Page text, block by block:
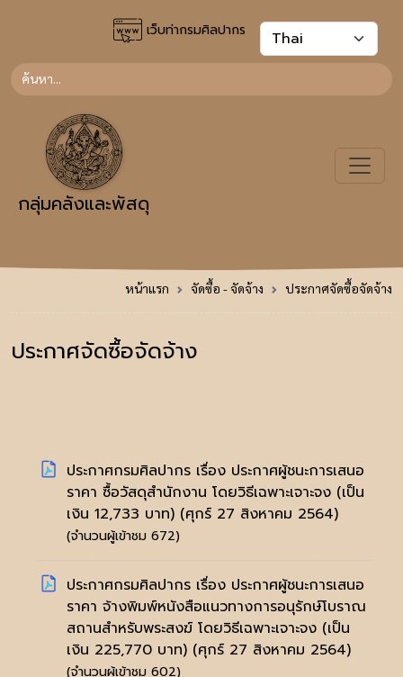
เว็บท่ากรมศิลปากร
กลุ่มคลังและพัสดุ
หน้าแรก จัดซื้อ - จัดจ้าง ประกาศจัดซื้อจัดจ้าง
ประกาศจัดซื้อจัดจ้าง
ประกาศกรมศิลปากร เรื่อง ประกาศผู้ชนะการเสนอ
ราคา ซื้อวัสดุสำนักงาน โดยวิธีเฉพาะเจาะจง (เป็น
เงิน 12,733 บาท) (ศุกร์ 27 สิงหาคม 2564)
(จำนวนผู้เข้าชม 672)
ประกาศกรมศิลปากร เรื่อง ประกาศผู้ชนะการเสนอ
ราคา จ้างพิมพ์หนังสือแนวทางการอนุรักษ์โบราณ
สถานสำหรับพระสงฆ์ โดยวิธีเฉพาะเจาะจง (เป็น
เงิน 225,770 บาท) (ศุกร์ 27 สิงหาคม 2564)
(จำนวนผู้เข้าชม 602)